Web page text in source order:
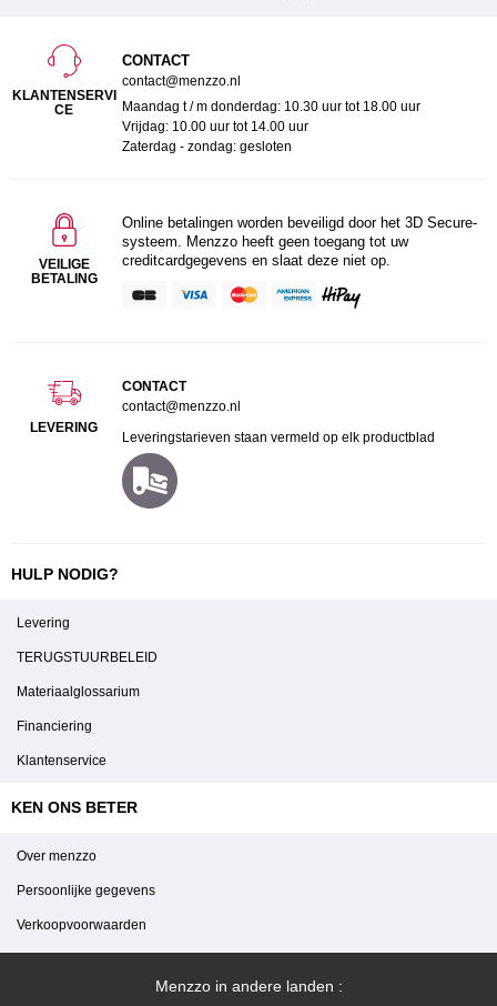
KLANTENSERVI
CE
CONTACT
contact@menzzo.nl
Maandag t / m donderdag: 10.30 uur tot 18.00 uur
Vrijdag: 10.00 uur tot 14.00 uur
Zaterdag - zondag: gesloten
VEILIGE
BETALING
Online betalingen worden beveiligd door het 3D Secure-
systeem. Menzzo heeft geen toegang tot uw
creditcardgegevens en slaat deze niet op.
LEVERING
CONTACT
contact@menzzo.nl
Leveringstarieven staan vermeld op elk productblad
HULP NODIG?
Levering
TERUGSTUURBELEID
Materiaalglossarium
Financiering
Klantenservice
KEN ONS BETER
Over menzzo
Persoonlijke gegevens
Verkoopvoorwaarden
Menzzo in andere landen :